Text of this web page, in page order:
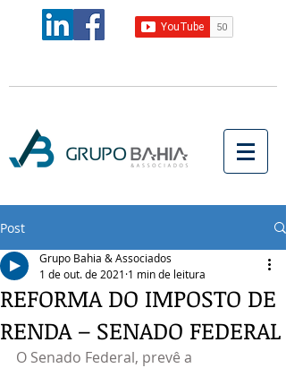
Post
REFORMA DO IMPOSTO DE
RENDA – SENADO FEDERAL
Grupo Bahia & Associados
1 de out. de 2021 1 min de leitura
O Senado Federal, prevê a